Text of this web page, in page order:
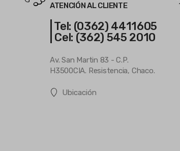
ATENCIÓN AL CLIENTE
| Tel: (0362) 4411605
| Cel: (362) 545 2010
Av. San Martin 83 - C.P.
H3500CIA. Resistencia, Chaco.
Ubicación